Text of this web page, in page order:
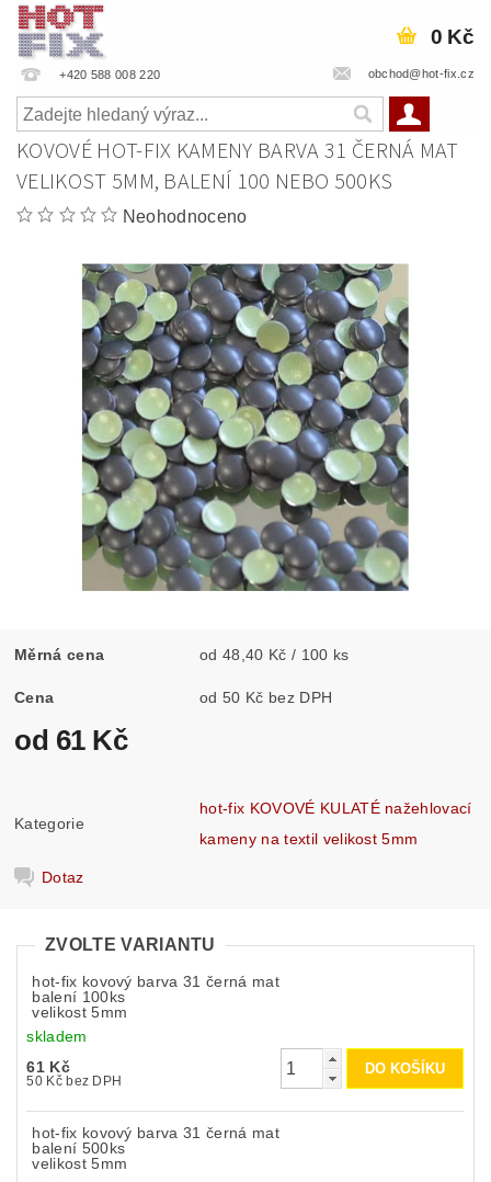
+420 588 008 220 obchod@hot-fix.cz
0 Kč
KOVOVÉ HOT-FIX KAMENY BARVA 31 ČERNÁ MAT
VELIKOST 5MM, BALENÍ 100 NEBO 500KS
Neohodnoceno
Měrná cena od 48,40 Kč / 100 ks
Cena od 50 Kč bez DPH
od 61 Kč
Kategorie
hot-fix KOVOVÉ KULATÉ nažehlovací
kameny na textil velikost 5mm
Dotaz
ZVOLTE VARIANTU
hot-fix kovový barva 31 černá mat
balení 100ks
velikost 5mm
skladem
61 Kč
50 Kč bez DPH
hot-fix kovový barva 31 černá mat
balení 500ks
velikost 5mm